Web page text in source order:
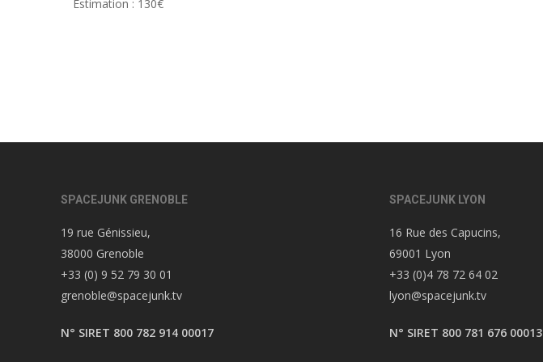
Estimation : 130€
SPACEJUNK GRENOBLE
19 rue Génissieu,
38000 Grenoble
+33 (0) 9 52 79 30 01
grenoble@spacejunk.tv
N° SIRET 800 782 914 00017
SPACEJUNK LYON
16 Rue des Capucins,
69001 Lyon
+33 (0)4 78 72 64 02
lyon@spacejunk.tv
N° SIRET 800 781 676 00013